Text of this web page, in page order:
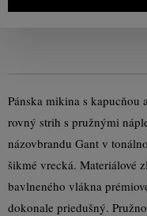
Pánska mikina s kapucňou
rovný strih s pružnými
názovbrandu Gant v
šikmé vrecká. Materiálové
bavlneného vlákna
dokonale priedušný.